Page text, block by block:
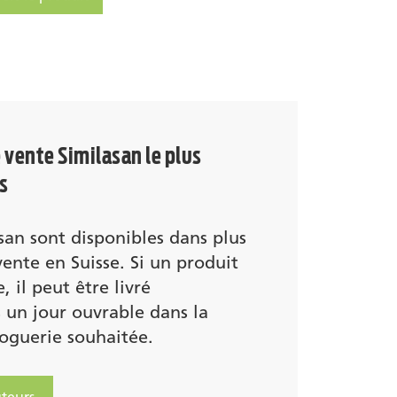
Nervosité
Similasan le plus
sont disponibles dans plus
en Suisse. Si un produit
il peut être livré
un jour ouvrable dans la
souhaitée.